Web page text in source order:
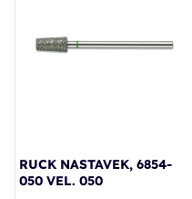
RUCK NASTAVEK, 6854-
050 VEL. 050